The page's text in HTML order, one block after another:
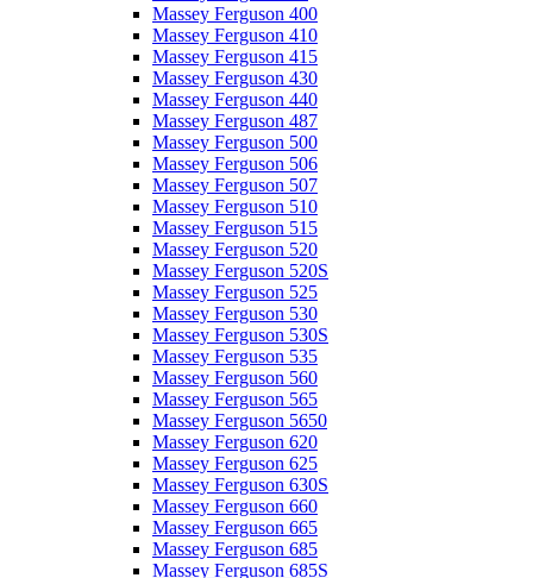
Massey Ferguson 400
Massey Ferguson 410
Massey Ferguson 415
Massey Ferguson 430
Massey Ferguson 440
Massey Ferguson 487
Massey Ferguson 500
Massey Ferguson 506
Massey Ferguson 507
Massey Ferguson 510
Massey Ferguson 515
Massey Ferguson 520
Massey Ferguson 520S
Massey Ferguson 525
Massey Ferguson 530
Massey Ferguson 530S
Massey Ferguson 535
Massey Ferguson 560
Massey Ferguson 565
Massey Ferguson 5650
Massey Ferguson 620
Massey Ferguson 625
Massey Ferguson 630S
Massey Ferguson 660
Massey Ferguson 665
Massey Ferguson 685
Massey Ferguson 685S